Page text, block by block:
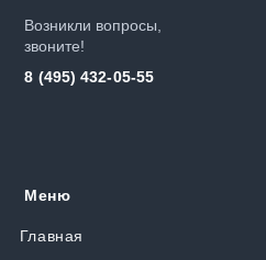
Возникли вопросы,
звоните!
8 (495) 432-05-55
Главная
Меню